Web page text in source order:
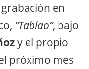
en
“Tablao”, bajo
y el propio
próximo mes